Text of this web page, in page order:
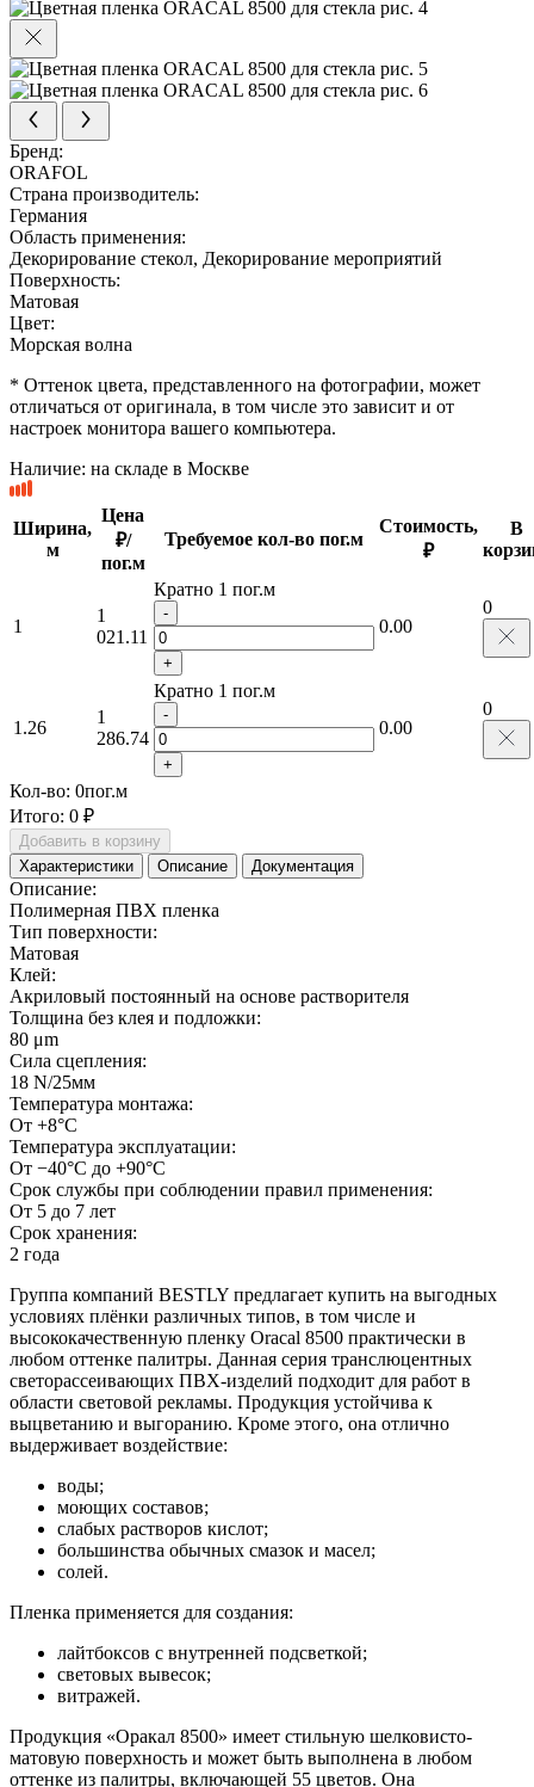
Бренд:
ORAFOL
Страна производитель:
Германия
Область применения:
Декорирование стекол, Декорирование мероприятий
Поверхность:
Матовая
Цвет:
Морская волна
* Оттенок цвета, представленного на фотографии, может
отличаться от оригинала, в том числе это зависит и от
настроек монитора вашего компьютера.
Наличие: на складе в Москве
Ширина,
м
Цена
₽/
пог.м
Требуемое кол-во пог.м
Стоимость,
₽
В
1
1
021.11
Кратно 1 пог.м
-
+
0.00
0
1.26
1
286.74
Кратно 1 пог.м
-
+
0.00
0
Кол-во: 0пог.м
Итого: 0 ₽
Добавить в корзину
Характеристики
Описание Документация
Описание:
Полимерная ПВХ пленка
Тип поверхности:
Матовая
Клей:
Акриловый постоянный на основе растворителя
Толщина без клея и подложки:
80 μm
Сила сцепления:
18 N/25мм
Температура монтажа:
От +8°С
Температура эксплуатации:
От −40°С до +90°С
Срок службы при соблюдении правил применения:
От 5 до 7 лет
Срок хранения:
2 года
Группа компаний BESTLY предлагает купить на выгодных
условиях плёнки различных типов, в том числе и
высококачественную пленку Oracal 8500 практически в
любом оттенке палитры. Данная серия транслюцентных
светорассеивающих ПВХ-изделий подходит для работ в
области световой рекламы. Продукция устойчива к
выцветанию и выгоранию. Кроме этого, она отлично
выдерживает воздействие:
воды;
моющих составов;
слабых растворов кислот;
большинства обычных смазок и масел;
солей.
Пленка применяется для создания:
лайтбоксов с внутренней подсветкой;
световых вывесок;
витражей.
Продукция «Оракал 8500» имеет стильную шелковисто-
матовую поверхность и может быть выполнена в любом
оттенке из палитры, включающей 55 цветов. Она